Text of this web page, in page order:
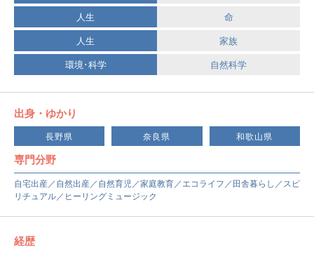
人生
命
人生
家族
環境･科学
自然科学
出身・ゆかり
長野県 奈良県 和歌山県
専門分野
自宅出産／自然出産／自然育児／家庭教育／エコライフ／田舎暮らし／スピ
リチュアル／ヒーリングミュージック
経歴